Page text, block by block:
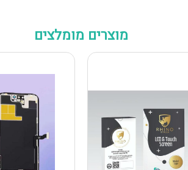
מוצרים מומלצים